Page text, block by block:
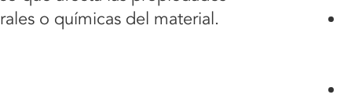
o químicas del material.